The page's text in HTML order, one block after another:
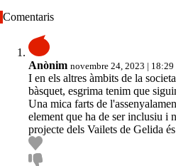
Comentaris
Anònim novembre 24, 2023 | 18:29
I en els altres àmbits de la
bàsquet, esgrima tenim que
Una mica farts de
element que ha de ser inclusiu i
projecte dels Vailets de Gelida